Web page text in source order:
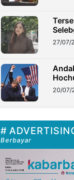
27/07/
20/07/
Berbayar